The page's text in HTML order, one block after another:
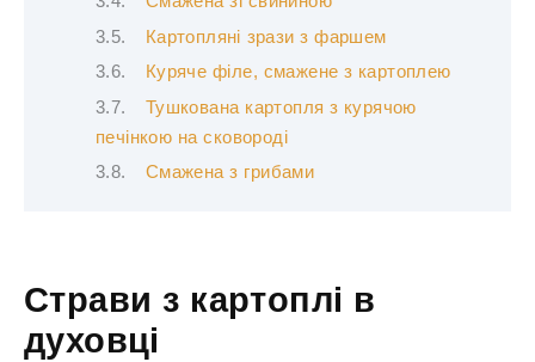
Картопляні зрази з фаршем
Куряче філе, смажене з картоплею
Тушкована картопля з курячою
печінкою на сковороді
Смажена з грибами
Страви з картоплі в
духовці